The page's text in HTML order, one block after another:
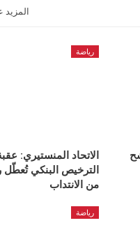
رياضة
الاتحاد المنستيري:
الترخيص البنكي تُعطّل
من الانتداب
رياضة